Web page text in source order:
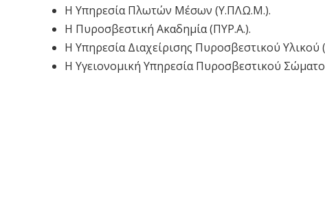
Η Υπηρεσία Πλωτών Μέσων (Υ.ΠΛΩ.Μ.).
Η Πυροσβεστική Ακαδημία (ΠΥΡ.Α.).
Η Υπηρεσία Διαχείρισης Πυροσβεστικού Υλικού
Η Υγειονομική Υπηρεσία Πυροσβεστικού